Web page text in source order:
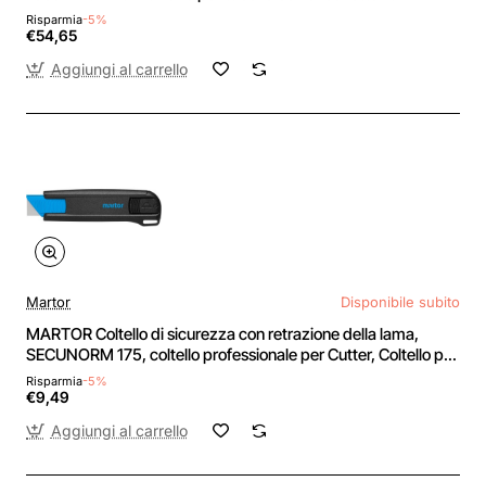
Risparmia-5%
€54,65
Aggiungi al carrello
Martor Disponibile subito
MARTOR Coltello di sicurezza con retrazione della lama,
SECUNORM 175, coltello professionale per Cutter, Coltello per
cartone, piccolo, in plastica, Per mancini e destrorsi -
B01N9J8T0E Metallico
Risparmia-5%
€9,49
Aggiungi al carrello